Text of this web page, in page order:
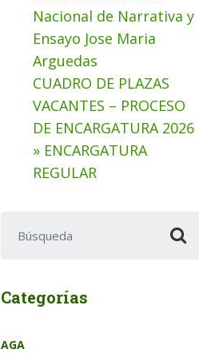
Nacional de Narrativa y
Ensayo Jose Maria
Arguedas
CUADRO DE PLAZAS
VACANTES – PROCESO
DE ENCARGATURA 2026
» ENCARGATURA
REGULAR
Categorías
AGA